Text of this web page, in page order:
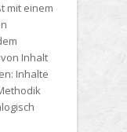
mit einem
Inhalt
Inhalte